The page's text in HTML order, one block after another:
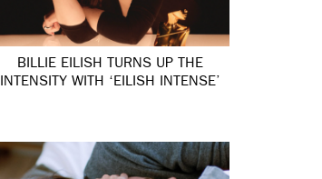
BILLIE EILISH TURNS UP THE
INTENSITY WITH ‘EILISH INTENSE’